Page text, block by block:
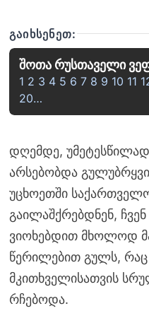
ᲒᲐᲘᲮᲡᲔᲜᲔᲗ:
შოთა რუსთაველი
1 2 3 4 5 6 7 8 9 10 11
20…
დღემდე,
არსებობდა
უცხოეთში
გაილაშქრებდნენ,
ვიოხებდით მხოლოდ
წერილებით გულს,
მკითხველისათვის
რჩებოდა.